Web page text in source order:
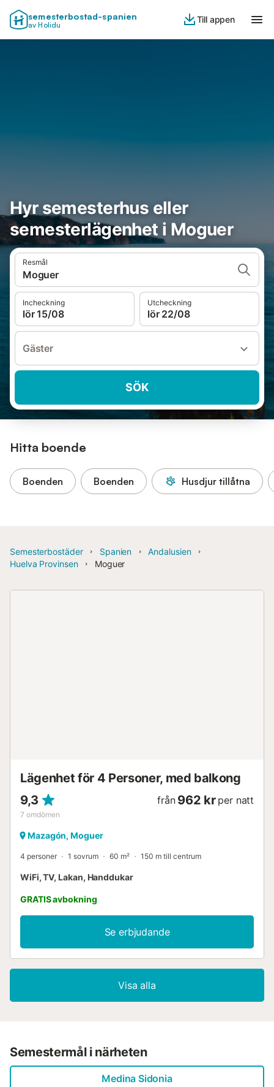
semesterbostad-spanien
av Holidu
Till appen
Hyr semesterhus eller
semesterlägenhet i Moguer
Resmål
Moguer
Incheckning
lör 15/08
Utcheckning
lör 22/08
Gäster
SÖK
Hitta boende
Boenden Boenden Husdjur tillåtna
Semesterbostäder Spanien
Andalusien
Huelva Provinsen
Moguer
Lägenhet för 4 Personer, med balkong
9,3
7 omdömen
från 962 kr per natt
Mazagón, Moguer
4 personer 1 sovrum 60 m² 150 m till centrum
WiFi, TV, Lakan, Handdukar
GRATIS avbokning
Se erbjudande
Visa alla
Semestermål i närheten
Medina Sidonia